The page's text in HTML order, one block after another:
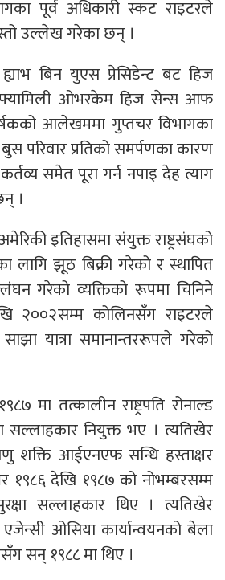
पूर्व अधिकारी स्कट राइटरले
उल्लेख गरेका छन् ।
बिन युएस प्रेसिडेन्ट बट हिज
ओभरकेम हिज सेन्स आफ
आलेखममा गुप्तचर विभागका
परिवार प्रतिको समर्पणका कारण
समेत पूरा गर्न नपाइ देह त्याग
।
इतिहासमा संयुक्त राष्ट्रसंघको
लागि झूठ बिक्री गरेको र स्थापित
गरेको व्यक्तिको रूपमा चिनिने
२००२सम्म कोलिनसँग राइटरले
यात्रा समानान्तररूपले गरेको
मा तत्कालीन राष्ट्रपति रोनाल्ड
सल्लाहकार नियुक्त भए । त्यतिखेर
शक्ति आईएनएफ सन्धि हस्ताक्षर
१९८६ देखि १९८७ को नोभम्बरसम्म
सल्लाहकार थिए । त्यतिखेर
ओसिया कार्यान्वयनको बेला
सन् १९८८ मा थिए ।